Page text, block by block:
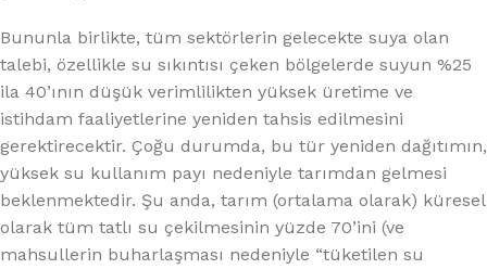
Bununla birlikte, tüm sektörlerin gelecekte suya olan
talebi, özellikle su sıkıntısı çeken bölgelerde suyun %25
ila 40’ının düşük verimlilikten yüksek üretime ve
istihdam faaliyetlerine yeniden tahsis edilmesini
gerektirecektir. Çoğu durumda, bu tür yeniden dağıtımın,
yüksek su kullanım payı nedeniyle tarımdan gelmesi
beklenmektedir. Şu anda, tarım (ortalama olarak) küresel
olarak tüm tatlı su çekilmesinin yüzde 70’ini (ve
mahsullerin buharlaşması nedeniyle “tüketilen su